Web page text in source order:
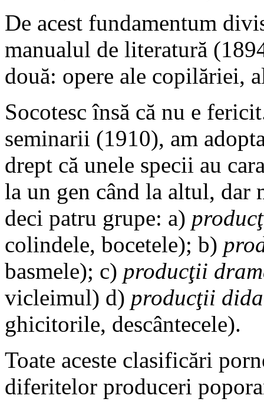
De acest fundamentum
manualul de literatură
două: opere ale copilăriei,
Socotesc însă că nu e
seminarii (1910), am
drept că unele specii au
la un gen când la altul, dar
deci patru grupe: a)
colindele, bocetele); b)
basmele); c) producţii
vicleimul) d) producţii
ghicitorile, descântecele).
Toate aceste clasificări
diferitelor produceri